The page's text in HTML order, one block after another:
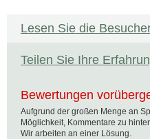
Lesen Sie die
Teilen Sie Ihre
Bewertungen
Aufgrund der großen Menge an
Möglichkeit, Kommentare zu
Wir arbeiten an einer Lösung.